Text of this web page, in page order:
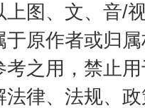
上图、文、音/
原作者或归
考之用，禁止
律、法规、